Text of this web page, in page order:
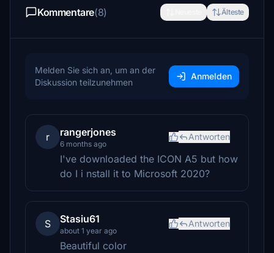
Kommentare(8) Älteste
Melden Sie sich an, um an der
Diskussion teilzunehmen
Anmelden
r rangerjones
6 months ago
Antworten
I've downloaded the ICON A5 but how
do I i nstall it to Microsoft 2020?
S Stasiu61
about 1 year ago
Antworten
Beautiful color